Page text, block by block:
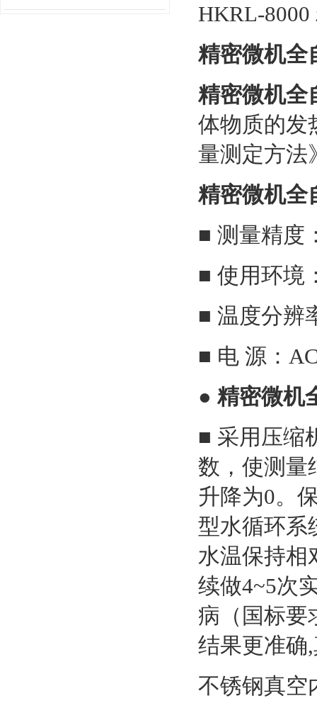
HKRL-
精密微机全
精密微机全
体物质的发
量测定方法
精密微机全
■ 测量精度
■ 使用环境
■ 温度分辨
■ 电 源：
● 精密微机
■ 采用压缩
数，使测量
升降为0。
型水循环系
水温保持相
续做4~5次
病（国标要
结果更准确
不锈钢真空